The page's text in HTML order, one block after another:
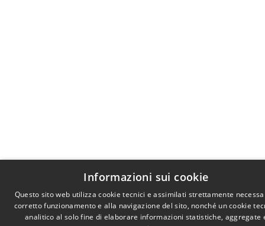
Informazioni sui cookie
Questo sito web utilizza cookie tecnici e assimilati strettamente
corretto funzionamento e alla navigazione del sito, nonché un cookie
analitico al solo fine di elaborare informazioni statistiche, aggregate